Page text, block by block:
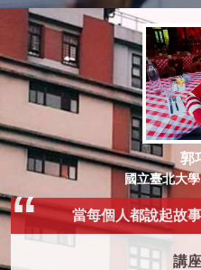
郭
國立臺北大
當每個人都說起故
講